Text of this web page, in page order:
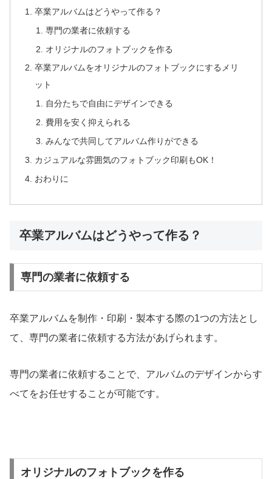
卒業アルバムはどうやって作る？
専門の業者に依頼する
オリジナルのフォトブックを作る
卒業アルバムをオリジナルのフォトブックにするメリ
ット
自分たちで自由にデザインできる
費用を安く抑えられる
みんなで共同してアルバム作りができる
カジュアルな雰囲気のフォトブック印刷もOK！
おわりに
卒業アルバムはどうやって作る？
専門の業者に依頼する
卒業アルバムを制作・印刷・製本する際の1つの方法とし
て、専門の業者に依頼する方法があげられます。
専門の業者に依頼することで、アルバムのデザインからす
べてをお任せすることが可能です。
オリジナルのフォトブックを作る